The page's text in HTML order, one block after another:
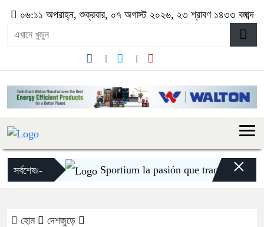
০৬:১১ অপরাহ্ন, শুক্রবার, ০৭ অগাস্ট ২০২৬, ২৩ শ্রাবণ ১৪৩৩ বঙ্গাব্দ
সর্বশেষঃ- Sportium la pasión que transforma cada
×
হোম
দেশজুড়ে